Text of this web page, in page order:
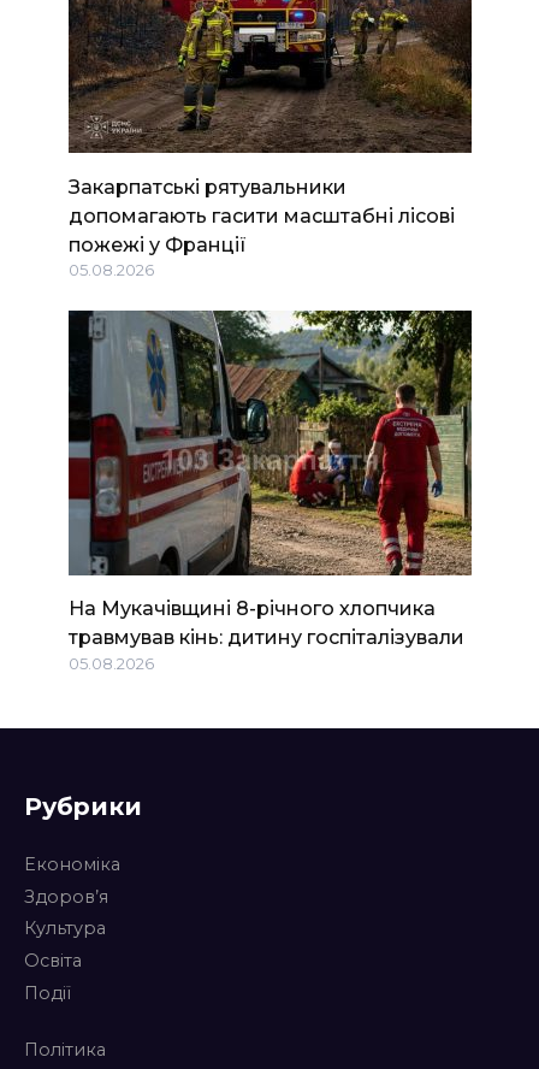
Закарпатські рятувальники
допомагають гасити масштабні лісові
пожежі у Франції
05.08.2026
На Мукачівщині 8-річного хлопчика
травмував кінь: дитину госпіталізували
05.08.2026
Рубрики
Економіка
Здоров’я
Культура
Освіта
Події
Політика